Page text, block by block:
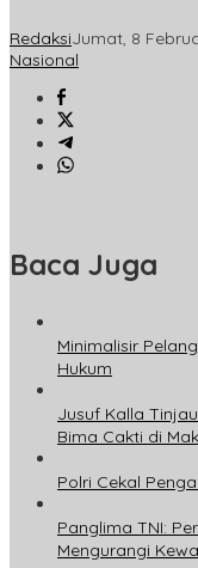
RedaksiJumat, 8
Nasional
Baca Juga
Minimalisir
Hukum
Jusuf Kalla
Bima Cakti di
Polri Cekal
Panglima TNI:
Mengurangi